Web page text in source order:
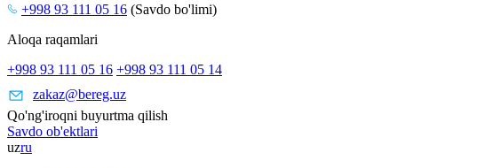
+998 93 111 05 16 (Savdo bo'limi)
Aloqa raqamlari
+998 93 111 05 16 +998 93 111 05 14
zakaz@bereg.uz
Qo'ng'iroqni buyurtma qilish
Savdo ob'ektlari
uzru